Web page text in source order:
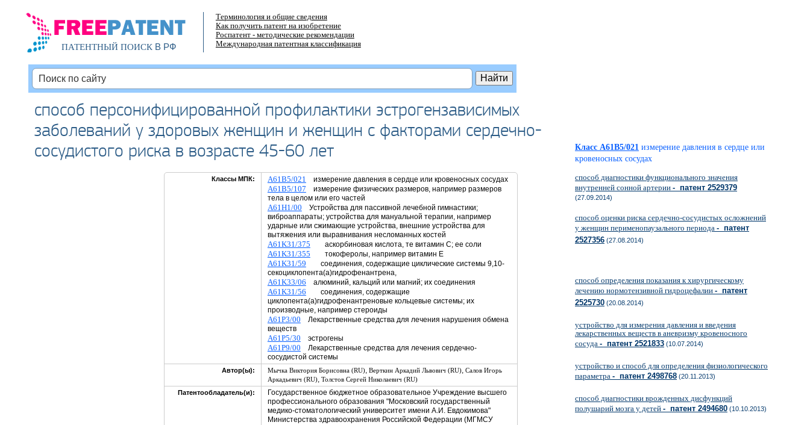
ПАТЕНТНЫЙ ПОИСКВ РФ
Терминология и общие сведения
Как получить патент на изобретение
Роспатент - методические рекомендации
Международная патентная классификация
способ персонифицированной профилактики эстрогензависимых
заболеваний у здоровых женщин и женщин с факторами сердечно-
сосудистого риска в возрасте 45-60 лет
Классы МПК: A61B5/021 измерение давления в сердце или кровеносных сосудах
A61B5/107 измерение физических размеров, например размеров
тела в целом или его частей
A61H1/00 Устройства для пассивной лечебной гимнастики;
виброаппараты; устройства для мануальной терапии, например
ударные или сжимающие устройства, внешние устройства для
вытяжения или выравнивания несломанных костей
A61K31/375 аскорбиновая кислота, те витамин C; ее соли
A61K31/355 токоферолы, например витамин E
A61K31/59 соединения, содержащие циклические системы 9,10-
секоциклопента(а)гидрофенантрена,
A61K33/06 алюминий, кальций или магний; их соединения
A61K31/56 соединения, содержащие
циклопента(а)гидрофенантреновые кольцевые системы; их
производные, например стероиды
A61P3/00 Лекарственные средства для лечения нарушения обмена
веществ
A61P5/30 эстрогены
A61P9/00 Лекарственные средства для лечения сердечно-
сосудистой системы
Автор(ы): Мычка Виктория Борисовна (RU), Верткин Аркадий Львович (RU), Салов Игорь
Аркадьевич (RU), Толстов Сергей Николаевич (RU)
Патентообладатель(и):
Государственное бюджетное образовательное Учреждение высшего
профессионального образования "Московский государственный
медико-стоматологический университет имени А.И. Евдокимова"
Министерства здравоохранения Российской Федерации (МГМСУ
Класс A61B5/021 измерение давления в сердце или
кровеносных сосудах
способ диагностики функционального значения
внутренней сонной артерии - патент 2529379
(27.09.2014)
способ оценки риска сердечно-сосудистых осложнений
у женщин перименопаузального периода - патент
2527356 (27.08.2014)
способ определения показания к хирургическому
лечению нормотензивной гидроцефалии - патент
2525730 (20.08.2014)
устройство для измерения давления и введения
лекарственных веществ в аневризму кровеносного
сосуда - патент 2521833 (10.07.2014)
устройство и способ для определения физиологического
параметра - патент 2498768 (20.11.2013)
способ диагностики врожденных дисфункций
полушарий мозга у детей - патент 2494680 (10.10.2013)